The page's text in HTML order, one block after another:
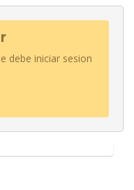
debe iniciar sesion